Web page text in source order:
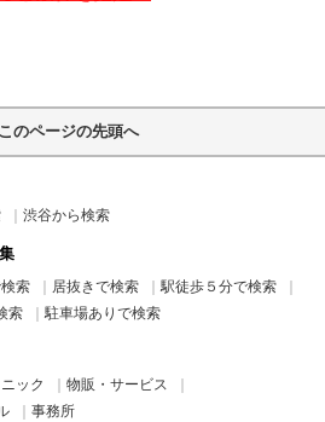
このページの先頭へ
渋谷から検索
索 居抜きで検索
駅徒歩５分で検索
索
駐車場ありで検索
ック
物販・サービス
事務所